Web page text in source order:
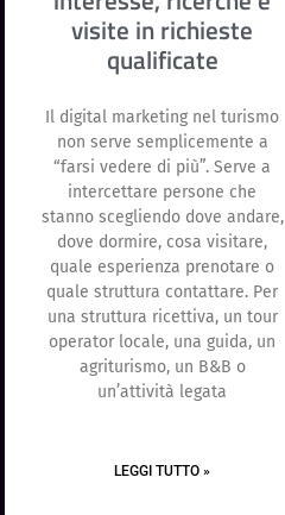
visite in richieste
qualificate
Il digital marketing nel turismo
non serve semplicemente a
“farsi vedere di più”. Serve a
intercettare persone che
stanno scegliendo dove andare,
dove dormire, cosa visitare,
quale esperienza prenotare o
quale struttura contattare. Per
una struttura ricettiva, un tour
operator locale, una guida, un
agriturismo, un B&B o
un’attività legata
LEGGI TUTTO »